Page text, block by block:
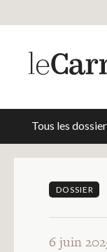
Tous les
DOSSIER
6 juin